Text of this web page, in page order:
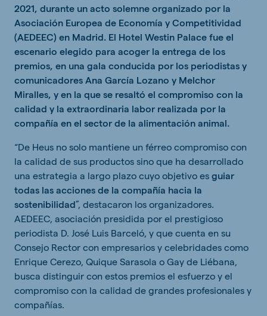
2021, durante un acto solemne organizado por la
Asociación Europea de Economía y Competitividad
(AEDEEC) en Madrid. El Hotel Westin Palace fue el
escenario elegido para acoger la entrega de los
premios, en una gala conducida por los periodistas y
comunicadores Ana García Lozano y Melchor
Miralles, y en la que se resaltó el compromiso con la
calidad y la extraordinaria labor realizada por la
compañía en el sector de la alimentación animal.
“De Heus no solo mantiene un férreo compromiso con
la calidad de sus productos sino que ha desarrollado
una estrategia a largo plazo cuyo objetivo es guiar
todas las acciones de la compañía hacia la
sostenibilidad”, destacaron los organizadores.
AEDEEC, asociación presidida por el prestigioso
periodista D. José Luis Barceló, y que cuenta en su
Consejo Rector con empresarios y celebridades como
Enrique Cerezo, Quique Sarasola o Gay de Liébana,
busca distinguir con estos premios el esfuerzo y el
compromiso con la calidad de grandes profesionales y
compañías.